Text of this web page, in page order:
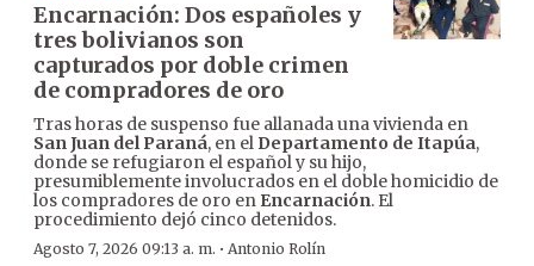
Encarnación: Dos españoles y
tres bolivianos son
capturados por doble crimen
de compradores de oro
Tras horas de suspenso fue allanada una vivienda en
San Juan del Paraná, en el Departamento de Itapúa,
donde se refugiaron el español y su hijo,
presumiblemente involucrados en el doble homicidio de
los compradores de oro en Encarnación. El
procedimiento dejó cinco detenidos.
Agosto 7, 2026 09:13 a. m. · Antonio Rolín